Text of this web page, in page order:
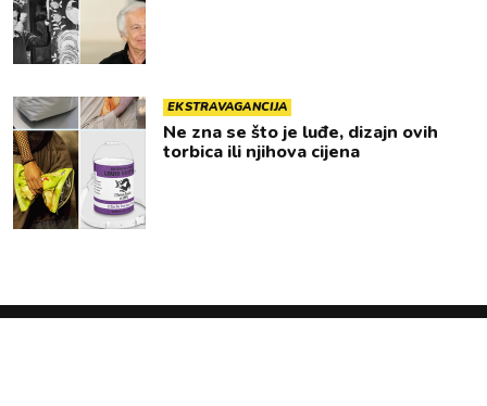
EKSTRAVAGANCIJA
Ne zna se što je luđe, dizajn ovih
torbica ili njihova cijena